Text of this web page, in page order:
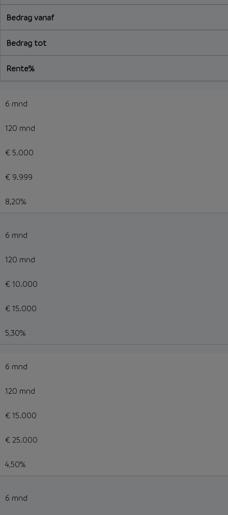
Bedrag vanaf
Bedrag tot
Rente%
6 mnd
120 mnd
€ 5.000
€ 9.999
8,20%
6 mnd
120 mnd
€ 10.000
€ 15.000
5,30%
6 mnd
120 mnd
€ 15.000
€ 25.000
4,50%
6 mnd